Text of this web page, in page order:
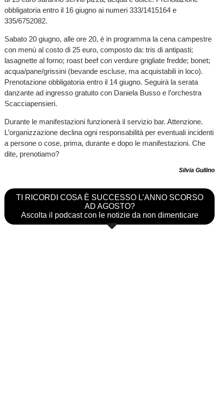
obbligatoria entro il 16 giugno ai numeri 333/1415164 e
335/6752082.
Sabato 20 giugno, alle ore 20, è in programma la cena campestre
con menù al costo di 25 euro, composto da: tris di antipasti;
lasagnette al forno; roast beef con verdure grigliate fredde; bonet;
acqua/pane/grissini (bevande escluse, ma acquistabili in loco).
Prenotazione obbligatoria entro il 14 giugno. Seguirà la serata
danzante ad ingresso gratuito con Daniela Busso e l’orchestra
Scacciapensieri.
Durante le manifestazioni funzionerà il servizio bar. Attenzione.
L’organizzazione declina ogni responsabilità per eventuali incidenti
a persone o cose, prima, durante e dopo le manifestazioni. Che
dite, prenotiamo?
Silvia Gullino
TI RICORDI COSA È SUCCESSO L’ANNO SCORSO
AD AGOSTO?
Ascolta il podcast con le notizie da non dimenticare